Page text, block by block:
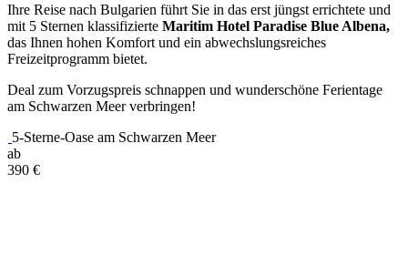
Ihre Reise nach Bulgarien führt Sie in das erst jüngst errichtete und
mit 5 Sternen klassifizierte Maritim Hotel Paradise Blue Albena,
das Ihnen hohen Komfort und ein abwechslungsreiches
Freizeitprogramm bietet.
Deal zum Vorzugspreis schnappen und wunderschöne Ferientage
am Schwarzen Meer verbringen!
5-Sterne-Oase am Schwarzen Meer
ab
390 €